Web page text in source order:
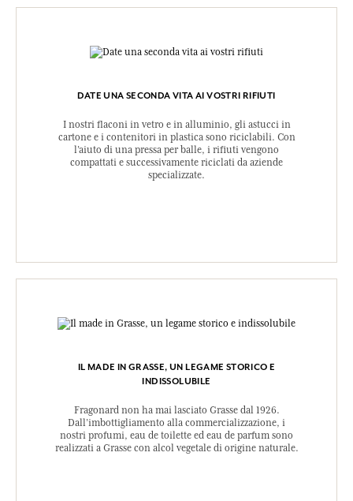
Tocopherol, Helianthus Annuus (Sunflower) Seed Oil, Cellulose
Formula contenente il 95% di ingredienti di origine naturale
DATE UNA SECONDA VITA AI VOSTRI RIFIUTI
I nostri flaconi in vetro e in alluminio, gli astucci in
cartone e i contenitori in plastica sono riciclabili. Con
l’aiuto di una pressa per balle, i rifiuti vengono
compattati e successivamente riciclati da aziende
specializzate.
IL MADE IN GRASSE, UN LEGAME STORICO E
INDISSOLUBILE
Fragonard non ha mai lasciato Grasse dal 1926.
Dall’imbottigliamento alla commercializzazione, i
nostri profumi, eau de toilette ed eau de parfum sono
realizzati a Grasse con alcol vegetale di origine naturale.